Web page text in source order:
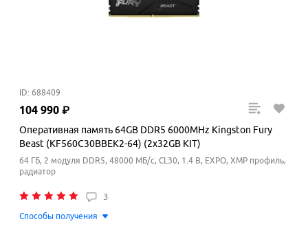
ID: 688409
104 990 ₽
Оперативная память 64GB DDR5 6000MHz Kingston Fury
Beast (KF560C30BBEK2-64) (2x32GB KIT)
64 ГБ, 2 модуля DDR5, 48000 МБ/с, CL30, 1.4 В, EXPO, XMP профиль,
радиатор
3
Способы получения